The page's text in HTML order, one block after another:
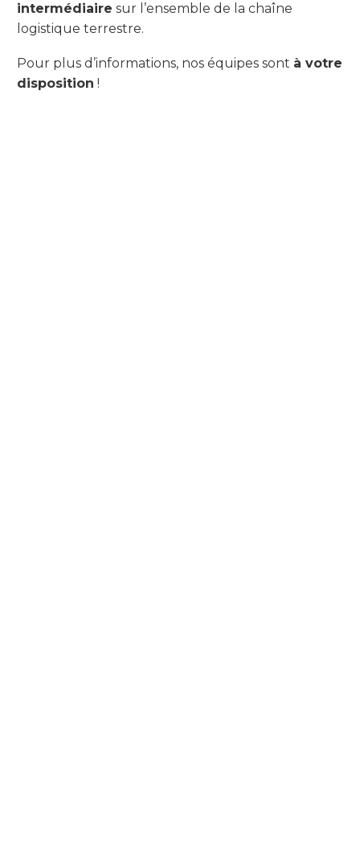
intermédiaire sur l’ensemble de la chaîne
logistique terrestre.
Pour plus d’informations, nos équipes sont à votre
disposition !